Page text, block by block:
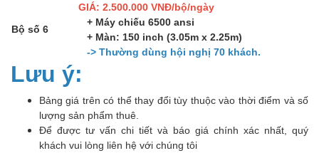
Bộ số 6
GIÁ: 2.500.000 VNĐ/bộ/ngày
+ Máy chiếu 6500 ansi
+ Màn: 150 inch (3.05m x 2.25m)
-> Thường dùng hội nghị 70 khách.
Lưu ý:
Bảng giá trên có thể thay đổi tùy thuộc vào thời điểm và số
lượng sản phẩm thuê.
Để được tư vấn chi tiết và báo giá chính xác nhất, quý
khách vui lòng liên hệ với chúng tôi